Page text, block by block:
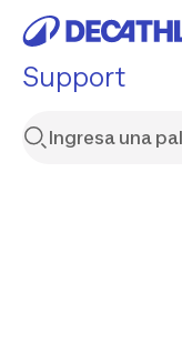
Support